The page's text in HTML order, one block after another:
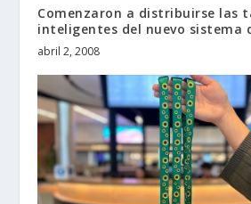
Comenzaron a distribuirse las
inteligentes del nuevo sistema
abril 2, 2008